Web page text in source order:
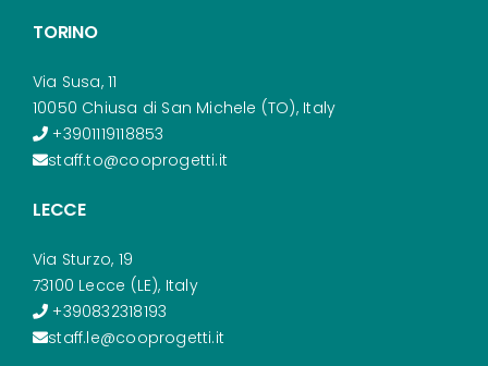
TORINO
Via Susa, 11
10050 Chiusa di San Michele (TO), Italy
+3901119118853
staff.to@cooprogetti.it
LECCE
Via Sturzo, 19
73100 Lecce (LE), Italy
+390832318193
staff.le@cooprogetti.it